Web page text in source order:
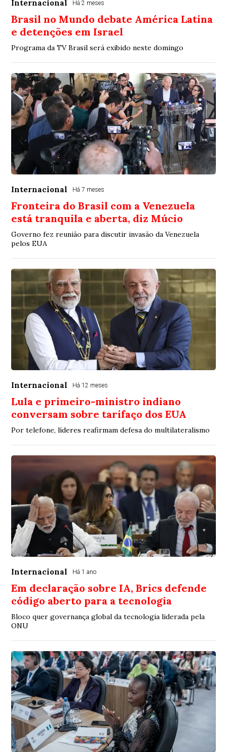
Internacional Há 2 meses
Brasil no Mundo debate América Latina
e detenções em Israel
Programa da TV Brasil será exibido neste domingo
Internacional Há 7 meses
Fronteira do Brasil com a Venezuela
está tranquila e aberta, diz Múcio
Governo fez reunião para discutir invasão da Venezuela
pelos EUA
Internacional Há 12 meses
Lula e primeiro-ministro indiano
conversam sobre tarifaço dos EUA
Por telefone, líderes reafirmam defesa do multilateralismo
Internacional Há 1 ano
Em declaração sobre IA, Brics defende
código aberto para a tecnologia
Bloco quer governança global da tecnologia liderada pela
ONU